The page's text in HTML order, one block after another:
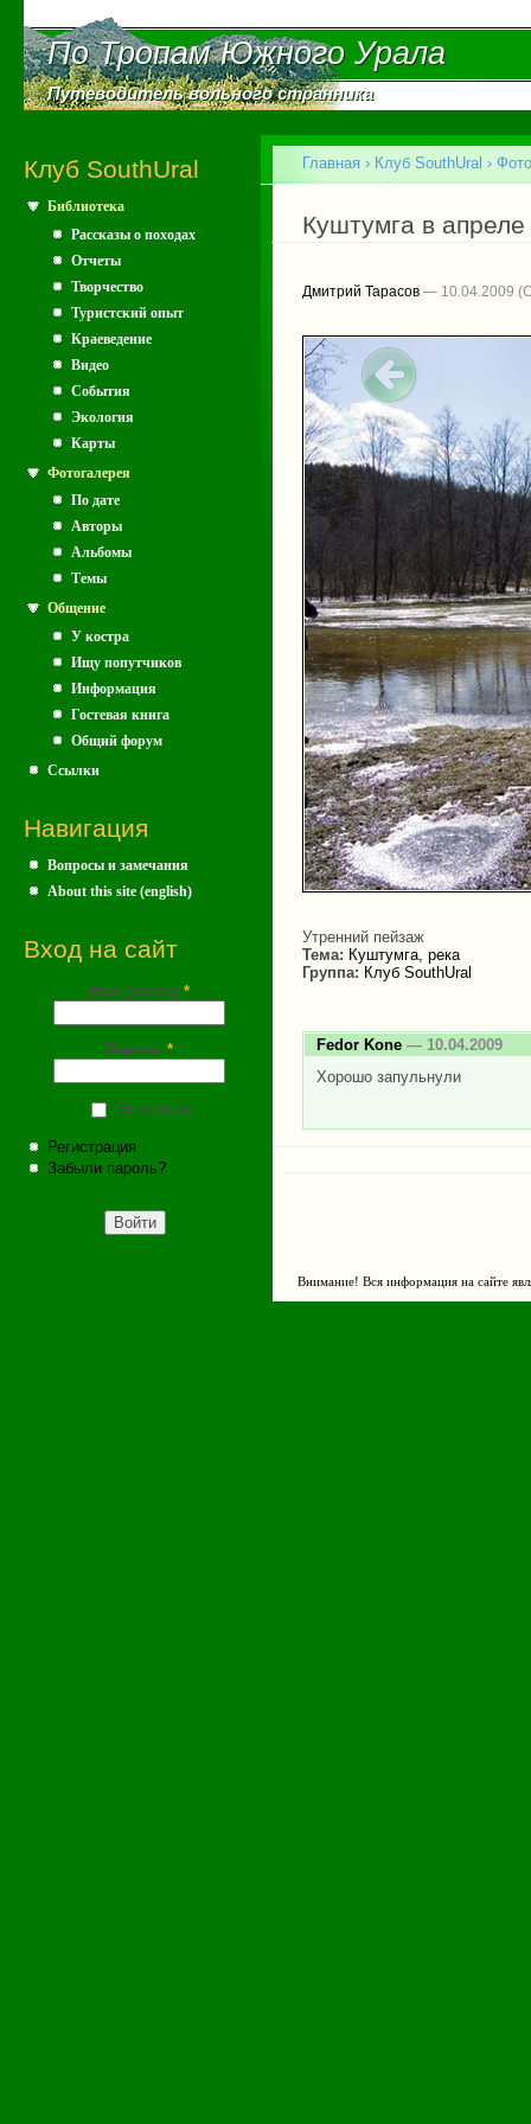
По Тропам Южного Урала
По Тропам Южного Урала
Путеводитель вольного странника
Путеводитель вольного странника
Клуб SouthUral
Библиотека
Рассказы о походах
Отчеты
Творчество
Туристский опыт
Краеведение
Видео
События
Экология
Карты
Фотогалерея
По дате
Авторы
Альбомы
Темы
Общение
У костра
Ищу попутчиков
Информация
Гостевая книга
Общий форум
Ссылки
Навигация
Вопросы и замечания
About this site (english)
Вход на сайт
Имя (почта) *
Пароль *
Запомнить
Регистрация
Забыли пароль?
Вы здесь
Главная › Клуб SouthUral ›
Куштумга в апреле
Дмитрий Тарасов — 10.04.2009
Утренний пейзаж
Тема: Куштумга, река
Группа: Клуб SouthUral
Fedor Kone — 10.04.2009
Хорошо запульнули
Внимание! Вся информация на сайте